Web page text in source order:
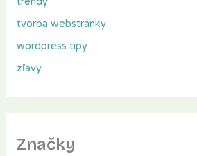
tvorba webstránky
wordpress tipy
zľavy
Značky